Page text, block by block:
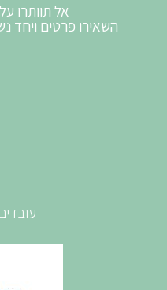
אל תוותרו
השאירו פרטים ויחד